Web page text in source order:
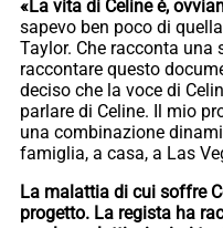
«La vita di Celine è,
sapevo ben poco di
Taylor. Che racconta
raccontare questo
deciso che la voce di
parlare di Celine. Il mio
una combinazione
famiglia, a casa, a Las
La malattia di cui soffre
progetto. La regista ha